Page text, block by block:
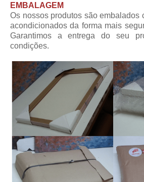
EMBALAGEM
Os nossos produtos são embalados
acondicionados da forma mais
Garantimos a entrega do seu
condições.